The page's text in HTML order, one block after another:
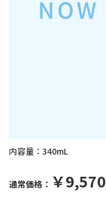
内容量： 340mL
通常価格： ￥9,570